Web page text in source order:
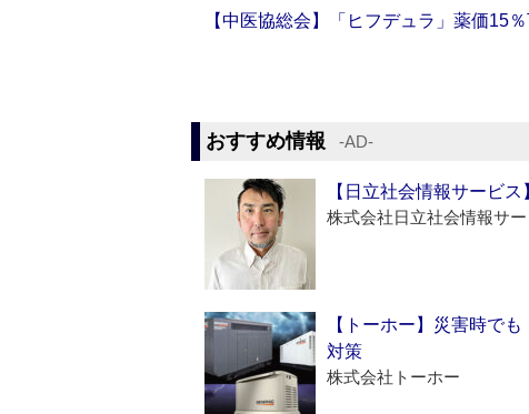
【中医協総会】「ヒフデュラ」薬価15
おすすめ情報 ‐AD‐
【日立社会情報サービ
株式会社日立社会情報サー
【トーホー】災害時で
対策
株式会社トーホー